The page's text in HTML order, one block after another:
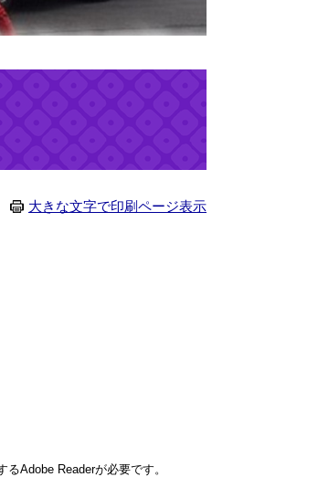
大きな文字で印刷ページ表示
Adobe Readerが必要です。